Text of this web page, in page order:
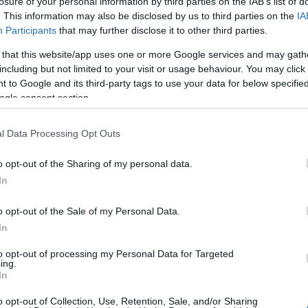
This information may also be disclosed by us to third parties on the
Participants that may further disclose it to other third parties.
that this website/app uses one or more Google services and may
but not limited to your visit or usage behaviour. You may
to Google and its third-party tags to use your data for below
consent section.
Data Processing Opt Outs
opt-out of the Sharing of my personal data.
opt-out of the Sale of my Personal Data.
opt-out of processing my Personal Data for Targeted
opt-out of Collection, Use, Retention, Sale, and/or Sharing
a színház kávézójának színpadán többórás zenei
és a Hermann László Zeneiskola tanulói szívesen
műsoraikkal emeljék az esemény fényét. A
utolsó akkordjaként Somogyi László református
olvasott fel az Újszövetségből. Az V. Újszövetség
élőben követhették az érdeklődők.
Látványos építési szakasz indult